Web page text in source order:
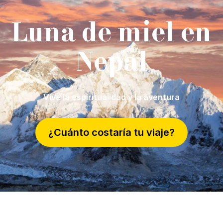
Luna de miel en
Nepal
Vive la espiritualidad y la aventura
¿Cuánto costaría tu viaje?